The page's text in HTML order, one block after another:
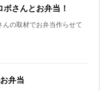
さんとお弁当！
んの取材でお弁当作らせて
弁当